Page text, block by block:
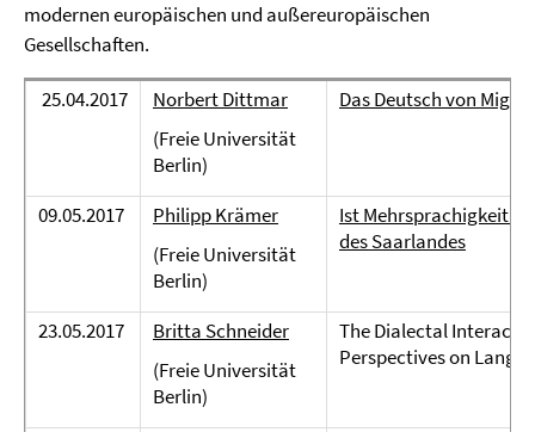
modernen europäischen und außereuropäischen
Gesellschaften.
25.04.2017
Norbert Dittmar
(Freie Universität
Berlin)
Das Deutsch von
09.05.2017
Philipp Krämer
(Freie Universität
Berlin)
Ist Mehrsprachigkeit
des Saarlandes
23.05.2017
Britta Schneider
(Freie Universität
Berlin)
The Dialectal
Perspectives on